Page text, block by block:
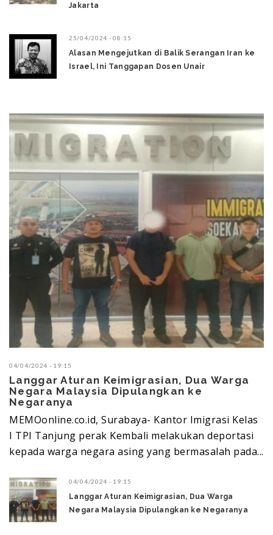
Jakarta
25/04/2024 - 08:15
Alasan Mengejutkan di Balik Serangan Iran ke
Israel, Ini Tanggapan Dosen Unair
04/04/2024 - 19:15
Langgar Aturan Keimigrasian, Dua Warga
Negara Malaysia Dipulangkan ke
Negaranya
MEMOonline.co.id, Surabaya- Kantor Imigrasi Kelas
I TPI Tanjung perak Kembali melakukan deportasi
kepada warga negara asing yang bermasalah pada...
04/04/2024 - 19:15
Langgar Aturan Keimigrasian, Dua Warga
Negara Malaysia Dipulangkan ke Negaranya